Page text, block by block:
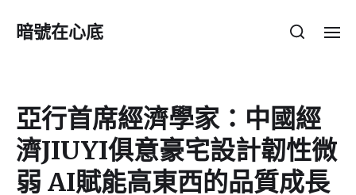
暗號在心底
亞行首席經濟學家：中國經
濟JIUYI俱意豪宅設計韌性微
弱 AI賦能高東西的品質成長